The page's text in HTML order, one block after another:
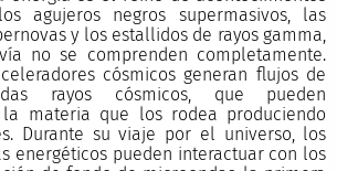
agujeros negros supermasivos, las
y los estallidos de rayos gamma,
no se comprenden completamente.
cósmicos generan flujos de
rayos cósmicos, que pueden
materia que los rodea produciendo
Durante su viaje por el universo, los
energéticos pueden interactuar con los